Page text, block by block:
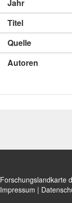
Jahr
Titel
Quelle
Autoren
Forschungslandkarte
Impressum |